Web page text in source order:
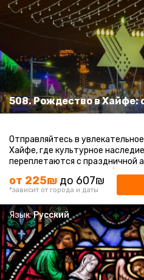
508. Рождество в Хайфе:
Отправляйтесь в
Хайфе, где культурное
переплетаются с праздничной
время, когда Хайфа
от 225₪ до 607₪
*зависит от города и даты
Язык:Русский